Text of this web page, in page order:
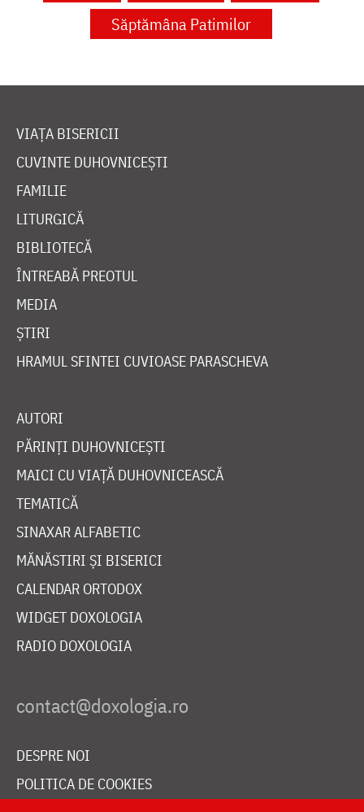
Săptămâna Patimilor
VIAȚA BISERICII
CUVINTE DUHOVNICEȘTI
FAMILIE
LITURGICĂ
BIBLIOTECĂ
ÎNTREABĂ PREOTUL
MEDIA
ȘTIRI
HRAMUL SFINTEI CUVIOASE PARASCHEVA
AUTORI
PĂRINȚI DUHOVNICEȘTI
MAICI CU VIAȚĂ DUHOVNICEASCĂ
TEMATICĂ
SINAXAR ALFABETIC
MĂNĂSTIRI ȘI BISERICI
CALENDAR ORTODOX
WIDGET DOXOLOGIA
RADIO DOXOLOGIA
DESPRE NOI
POLITICA DE COOKIES